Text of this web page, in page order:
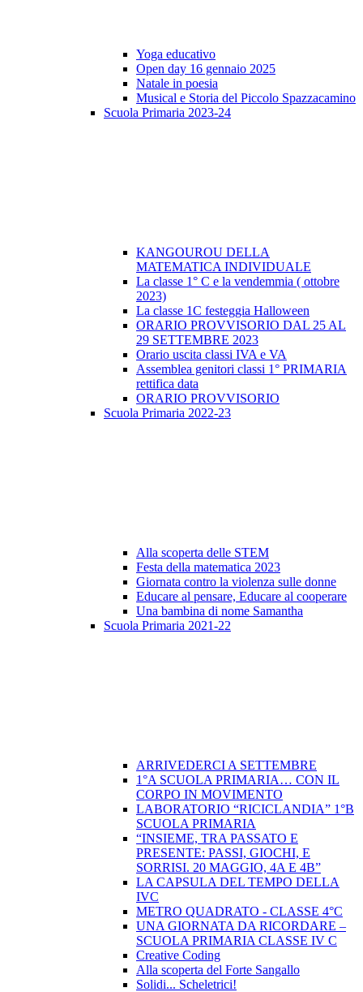
Yoga educativo
Open day 16 gennaio 2025
Natale in poesia
Musical e Storia del Piccolo Spazzacamino
Scuola Primaria 2023-24
KANGOUROU DELLA
MATEMATICA INDIVIDUALE
La classe 1° C e la vendemmia ( ottobre
2023)
La classe 1C festeggia Halloween
ORARIO PROVVISORIO DAL 25 AL
29 SETTEMBRE 2023
Orario uscita classi IVA e VA
Assemblea genitori classi 1° PRIMARIA
rettifica data
ORARIO PROVVISORIO
Scuola Primaria 2022-23
Alla scoperta delle STEM
Festa della matematica 2023
Giornata contro la violenza sulle donne
Educare al pensare, Educare al cooperare
Una bambina di nome Samantha
Scuola Primaria 2021-22
ARRIVEDERCI A SETTEMBRE
1°A SCUOLA PRIMARIA… CON IL
CORPO IN MOVIMENTO
LABORATORIO “RICICLANDIA” 1°B
SCUOLA PRIMARIA
“INSIEME, TRA PASSATO E
PRESENTE: PASSI, GIOCHI, E
SORRISI. 20 MAGGIO, 4A E 4B”
LA CAPSULA DEL TEMPO DELLA
IVC
METRO QUADRATO - CLASSE 4°C
UNA GIORNATA DA RICORDARE –
SCUOLA PRIMARIA CLASSE IV C
Creative Coding
Alla scoperta del Forte Sangallo
Solidi... Scheletrici!